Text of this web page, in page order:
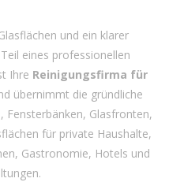
und ein klarer
eines professionellen
Ihre Reinigungsfirma für
übernimmt die gründliche
Fensterbänken, Glasfronten,
für private Haushalte,
Gastronomie, Hotels und